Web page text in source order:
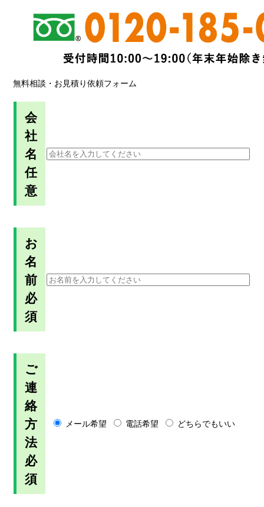
無料相談・お見積り依頼フォーム
会
社
名
任
意
お
名
前
必
須
ご
連
絡
方
法
必
須
メール希望 電話希望 どちらでもいい